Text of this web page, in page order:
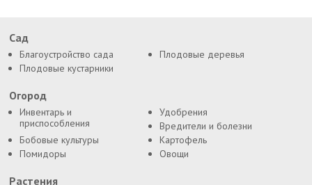
Сад
Благоустройство сада
Плодовые деревья
Плодовые кустарники
Огород
Инвентарь и
приспособления
Удобрения
Вредители и болезни
Бобовые культуры
Картофель
Помидоры
Овощи
Растения